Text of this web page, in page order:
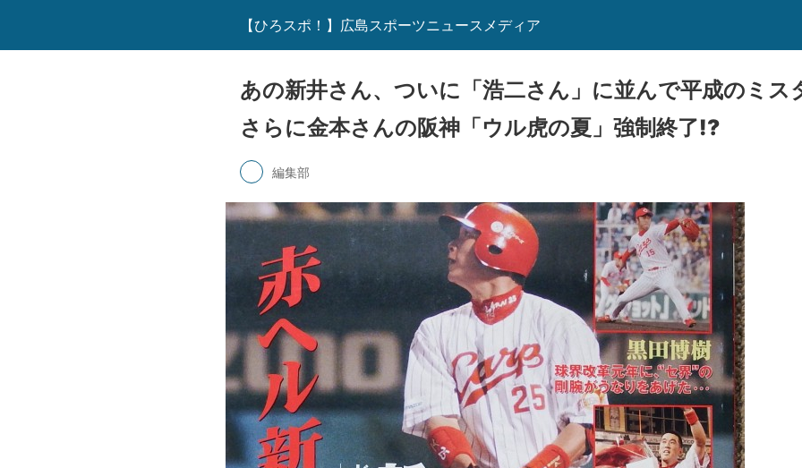
【ひろスポ！】広島スポーツニュースメディア
あの新井さん、ついに「浩二さん」に並んで平成のミス
さらに金本さんの阪神「ウル虎の夏」強制終了!?
編集部